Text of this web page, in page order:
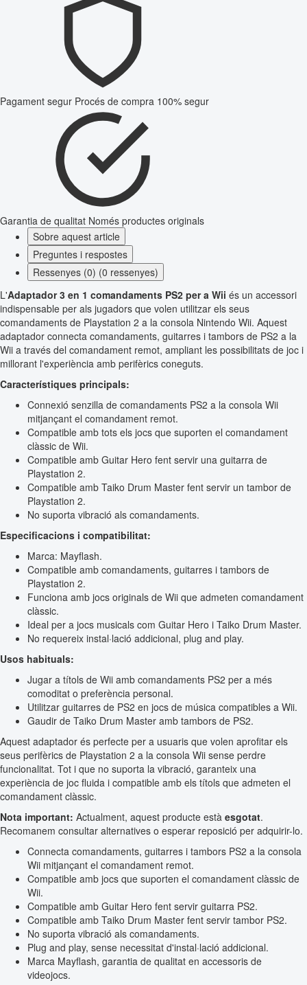
Pagament segur Procés de compra 100% segur
Garantia de qualitat Només productes originals
Sobre aquest article
Preguntes i respostes
Ressenyes (0) (0 ressenyes)
L'Adaptador 3 en 1 comandaments PS2 per a Wii és un accessori
indispensable per als jugadors que volen utilitzar els seus
comandaments de Playstation 2 a la consola Nintendo Wii. Aquest
adaptador connecta comandaments, guitarres i tambors de PS2 a la
Wii a través del comandament remot, ampliant les possibilitats de joc i
millorant l'experiència amb perifèrics coneguts.
Característiques principals:
Connexió senzilla de comandaments PS2 a la consola Wii
mitjançant el comandament remot.
Compatible amb tots els jocs que suporten el comandament
clàssic de Wii.
Compatible amb Guitar Hero fent servir una guitarra de
Playstation 2.
Compatible amb Taiko Drum Master fent servir un tambor de
Playstation 2.
No suporta vibració als comandaments.
Especificacions i compatibilitat:
Marca: Mayflash.
Compatible amb comandaments, guitarres i tambors de
Playstation 2.
Funciona amb jocs originals de Wii que admeten comandament
clàssic.
Ideal per a jocs musicals com Guitar Hero i Taiko Drum Master.
No requereix instal·lació addicional, plug and play.
Usos habituals:
Jugar a títols de Wii amb comandaments PS2 per a més
comoditat o preferència personal.
Utilitzar guitarres de PS2 en jocs de música compatibles a Wii.
Gaudir de Taiko Drum Master amb tambors de PS2.
Aquest adaptador és perfecte per a usuaris que volen aprofitar els
seus perifèrics de Playstation 2 a la consola Wii sense perdre
funcionalitat. Tot i que no suporta la vibració, garanteix una
experiència de joc fluida i compatible amb els títols que admeten el
comandament clàssic.
Nota important: Actualment, aquest producte està esgotat.
Recomanem consultar alternatives o esperar reposició per adquirir-lo.
Connecta comandaments, guitarres i tambors PS2 a la consola
Wii mitjançant el comandament remot.
Compatible amb jocs que suporten el comandament clàssic de
Wii.
Compatible amb Guitar Hero fent servir guitarra PS2.
Compatible amb Taiko Drum Master fent servir tambor PS2.
No suporta vibració als comandaments.
Plug and play, sense necessitat d'instal·lació addicional.
Marca Mayflash, garantia de qualitat en accessoris de
videojocs.